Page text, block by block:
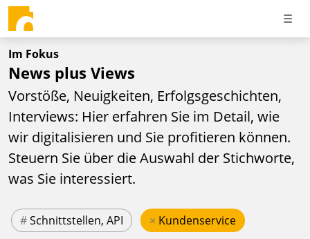
Im Fokus
News plus Views
Vorstöße, Neuigkeiten, Erfolgsgeschichten,
Interviews: Hier erfahren Sie im Detail, wie
wir digitalisieren und Sie profitieren können.
Steuern Sie über die Auswahl der Stichworte,
was Sie interessiert.
#Schnittstellen, API × Kundenservice